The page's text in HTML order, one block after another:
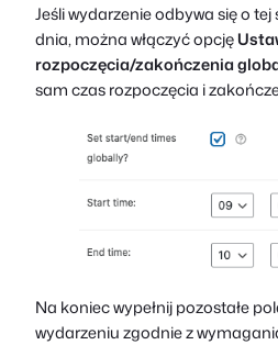
Jeśli wydarzenie odbywa się o
dnia, można włączyć opcję
rozpoczęcia/zakończenia
sam czas rozpoczęcia i
Na koniec wypełnij pozostałe
wydarzeniu zgodnie z